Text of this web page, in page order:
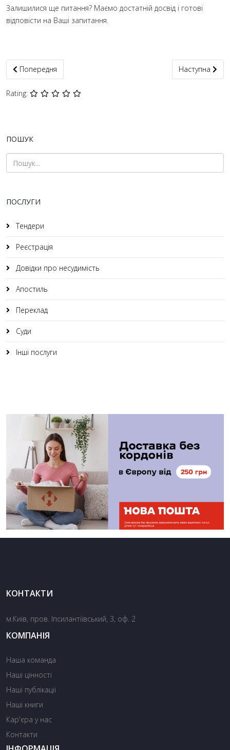
Залишилися ще питання? Маємо достатній досвід і готові
відповісти на Ваші запитання.
Попередня стаття: Довідка про банкрутство для тендеру
Попередня Наступна
Наступна
Rating:
ПОШУК
ПОСЛУГИ
Тендери
Реєстрація
Довідки про несудимість
Апостиль
Переклад
Суди
Інші послуги
КОНТАКТИ
м.Київ, пров. Іпсилантіївський, 3, оф. 2
КОМПАНІЯ
Наша команда
Наші цінності
Наші публікації
Наші книги
Кар'єра у нас
Контакти